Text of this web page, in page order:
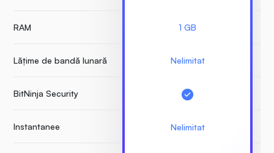
RAM
Lățime de bandă lunară
BitNinja Security
Instantanee
1 GB
Nelimitat
Nelimitat